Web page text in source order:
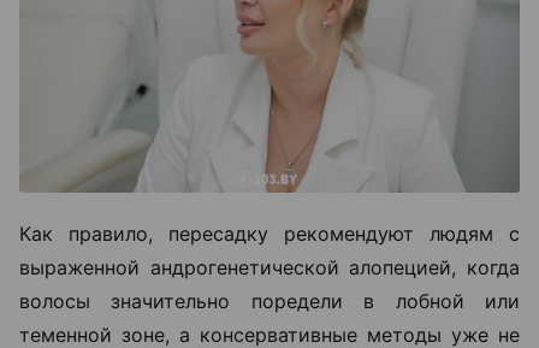
Как правило, пересадку рекомендуют людям с
выраженной андрогенетической алопецией, когда
волосы значительно поредели в лобной или
теменной зоне, а консервативные методы уже не